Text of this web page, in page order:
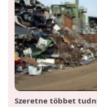
Szeretne többet